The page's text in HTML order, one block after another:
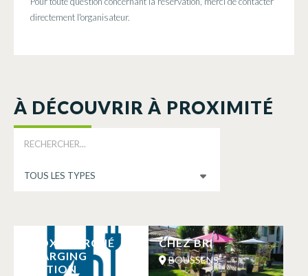
directement l'organisateur.
À DÉCOUVRIR À PROXIMITÉ
PROXI MARCHÉ
CHARGING
STATION
CHEZ BRI
BOUSSENS